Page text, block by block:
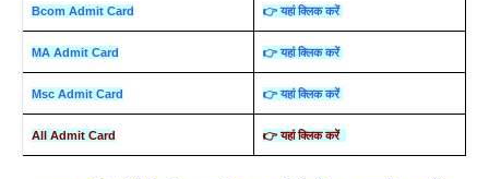
Bcom Admit Card 👉 यहां क्लिक करें
MA Admit Card 👉 यहां क्लिक करें
Msc Admit Card 👉 यहां क्लिक करें
All Admit Card 👉 यहां क्लिक करें